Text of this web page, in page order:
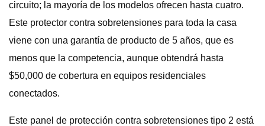
circuito; la mayoría de los modelos ofrecen hasta cuatro.
Este protector contra sobretensiones para toda la casa
viene con una garantía de producto de 5 años, que es
menos que la competencia, aunque obtendrá hasta
$50,000 de cobertura en equipos residenciales
conectados.
Este panel de protección contra sobretensiones tipo 2 está